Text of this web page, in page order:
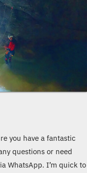
you have a fantastic
questions or need
WhatsApp. I’m quick to